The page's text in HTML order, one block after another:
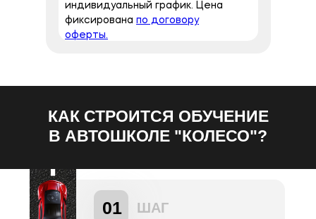
индивидуальный график. Цена
фиксирована по договору
оферты.
КАК СТРОИТСЯ ОБУЧЕНИЕ
В АВТОШКОЛЕ "КОЛЕСО"?
ШАГ
01